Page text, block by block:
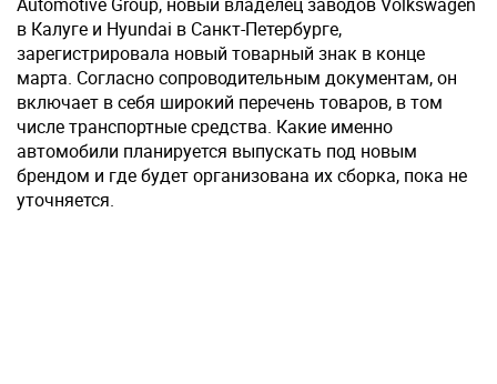
в Калуге и Hyundai в Санкт-Петербурге,
зарегистрировала новый товарный знак в конце
марта. Согласно сопроводительным документам, он
включает в себя широкий перечень товаров, в том
числе транспортные средства. Какие именно
автомобили планируется выпускать под новым
брендом и где будет организована их сборка, пока не
уточняется.